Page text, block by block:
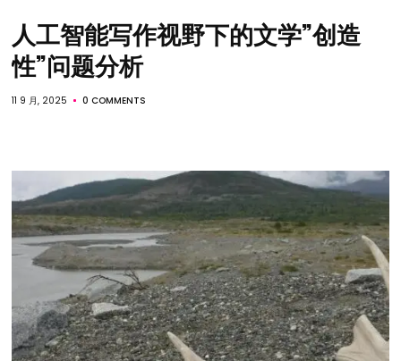
人工智能写作视野下的文学”创造
性”问题分析
11 9 月, 2025 0 COMMENTS